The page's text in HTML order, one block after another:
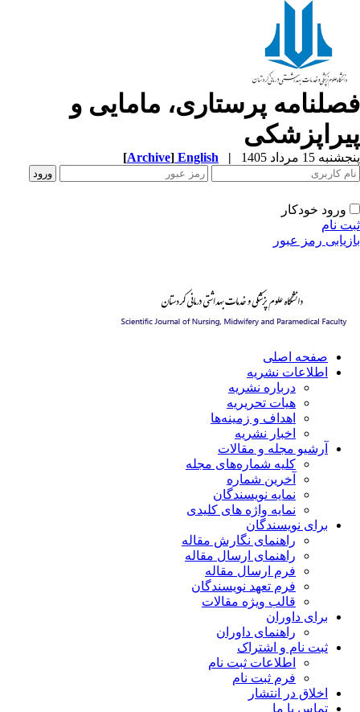
پرستاری، مامایی و
15 مرداد 1405 |
English
[Archive]
ورود خودکار
نام
رمز عبور
صفحه اصلی
اطلاعات نشریه
درباره نشریه
هیات تحریریه
اهداف و زمینه‌ها
اخبار نشریه
آرشیو مجله و مقالات
کلیه شماره‌های مجله
آخرین شماره
نمایه نویسندگان
نمایه واژه های کلیدی
برای نویسندگان
راهنمای نگارش مقاله
راهنمای ارسال مقاله
فرم ارسال مقاله
فرم تعهد نویسندگان
قالب ویژه مقالات
برای داوران
راهنمای داوران
ثبت نام و اشتراک
اطلاعات ثبت نام
فرم ثبت نام
اخلاق در انتشار
تماس با ما